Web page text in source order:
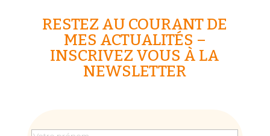
RESTEZ AU COURANT DE
MES ACTUALITÉS –
INSCRIVEZ VOUS À LA
NEWSLETTER